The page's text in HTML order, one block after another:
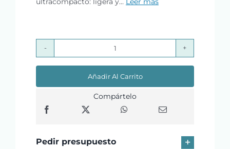
Impresora
portatil
hprt
hm-
e200
Añadir Al Carrito
Compártelo
Pedir presupuesto